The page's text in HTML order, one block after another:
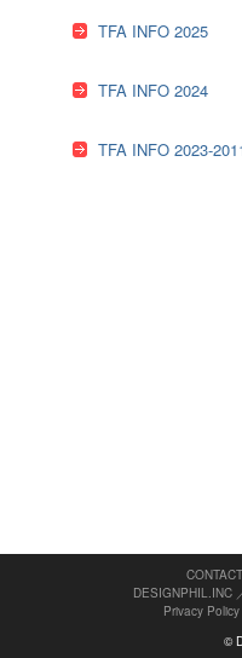
TFA INFO 2025
TFA INFO 2024
TFA INFO 2023-
DESIGNPHIL.INC
Privacy Policy
©